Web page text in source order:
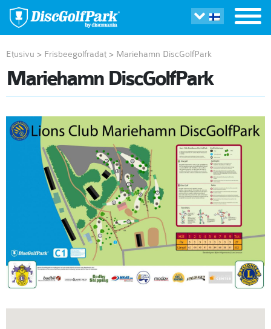
Etusivu > Frisbeegolfradat > Mariehamn DiscGolfPark
Mariehamn DiscGolfPark